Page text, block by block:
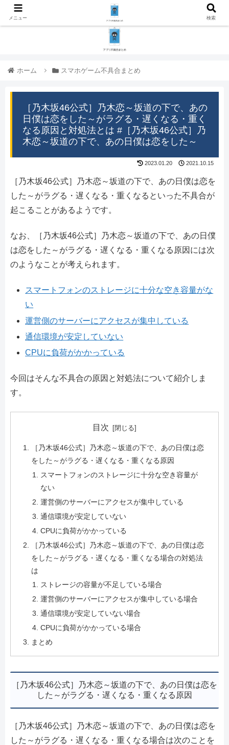
ホーム スマホゲーム不具合まとめ
［乃木坂46公式］乃木恋～坂道の下で、あの
日僕は恋をした～がラグる・遅くなる・重く
なる原因と対処法とは #［乃木坂46公式］乃
木恋～坂道の下で、あの日僕は恋をした～
2023.01.20 2021.10.15
［乃木坂46公式］乃木恋～坂道の下で、あの日僕は恋を
した～がラグる・遅くなる・重くなるといった不具合が
起こることがあるようです。
なお、［乃木坂46公式］乃木恋～坂道の下で、あの日僕
は恋をした～がラグる・遅くなる・重くなる原因には次
のようなことが考えられます。
スマートフォンのストレージに十分な空き容量がな
い
運営側のサーバーにアクセスが集中している
通信環境が安定していない
CPUに負荷がかかっている
今回はそんな不具合の原因と対処法について紹介しま
す。
目次
［乃木坂46公式］乃木恋～坂道の下で、あの日僕は恋
をした～がラグる・遅くなる・重くなる原因
スマートフォンのストレージに十分な空き容量が
ない
運営側のサーバーにアクセスが集中している
通信環境が安定していない
CPUに負荷がかかっている
［乃木坂46公式］乃木恋～坂道の下で、あの日僕は恋
をした～がラグる・遅くなる・重くなる場合の対処法
は
ストレージの容量が不足している場合
運営側のサーバーにアクセスが集中している場合
通信環境が安定していない場合
CPUに負荷がかかっている場合
まとめ
［乃木坂46公式］乃木恋～坂道の下で、あの日僕は恋を
した～がラグる・遅くなる・重くなる原因
［乃木坂46公式］乃木恋～坂道の下で、あの日僕は恋を
した～がラグる・遅くなる・重くなる場合は次のことを
メニュー 検索